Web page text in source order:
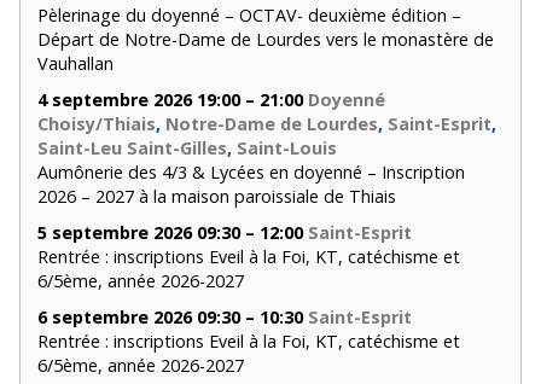
Pèlerinage du doyenné – OCTAV- deuxième édition –
Départ de Notre-Dame de Lourdes vers le monastère de
Vauhallan
4 septembre 2026 19:00 – 21:00 Doyenné
Choisy/Thiais, Notre-Dame de Lourdes, Saint-Esprit,
Saint-Leu Saint-Gilles, Saint-Louis
Aumônerie des 4/3 & Lycées en doyenné – Inscription
2026 – 2027 à la maison paroissiale de Thiais
5 septembre 2026 09:30 – 12:00 Saint-Esprit
Rentrée : inscriptions Eveil à la Foi, KT, catéchisme et
6/5ème, année 2026-2027
6 septembre 2026 09:30 – 10:30 Saint-Esprit
Rentrée : inscriptions Eveil à la Foi, KT, catéchisme et
6/5ème, année 2026-2027